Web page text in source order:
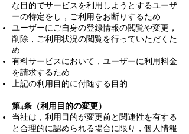
な目的でサービスを利用しようとするユーザ
ーの特定をし，ご利用をお断りするため
ユーザーにご自身の登録情報の閲覧や変更，
削除，ご利用状況の閲覧を行っていただくた
め
有料サービスにおいて，ユーザーに利用料金
を請求するため
上記の利用目的に付随する目的
第4条（利用目的の変更）
当社は，利用目的が変更前と関連性を有する
と合理的に認められる場合に限り，個人情報